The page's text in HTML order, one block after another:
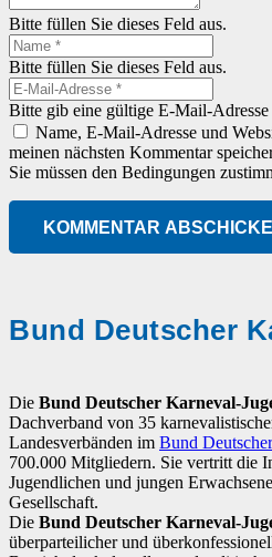
Bitte füllen Sie dieses Feld aus.
Bitte füllen Sie dieses Feld aus.
Bitte gib eine gültige E-Mail-Adresse
Name, E-Mail-Adresse und
meinen nächsten Kommentar
Sie müssen den Bedingungen
KOMMENTAR
Bund Deutscher
Die Bund Deutscher Karneval-
Dachverband von 35
Landesverbänden im Bund
700.000 Mitgliedern. Sie vertritt die
Jugendlichen und jungen
Gesellschaft.
Die Bund Deutscher Karneval-
überparteilicher und